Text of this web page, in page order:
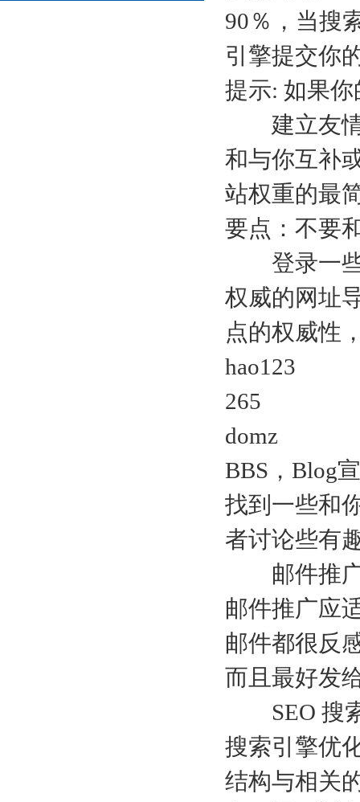
90％，当搜
引擎提交你
提示: 如果
建立友情
和与你互补
站权重的最
要点：不要
登录一些
权威的网址
点的权威性
hao123
265
domz
BBS，Blog
找到一些和
者讨论些有
邮件推
邮件推广应
邮件都很反
而且最好发
SEO 搜
搜索引擎优
结构与相关